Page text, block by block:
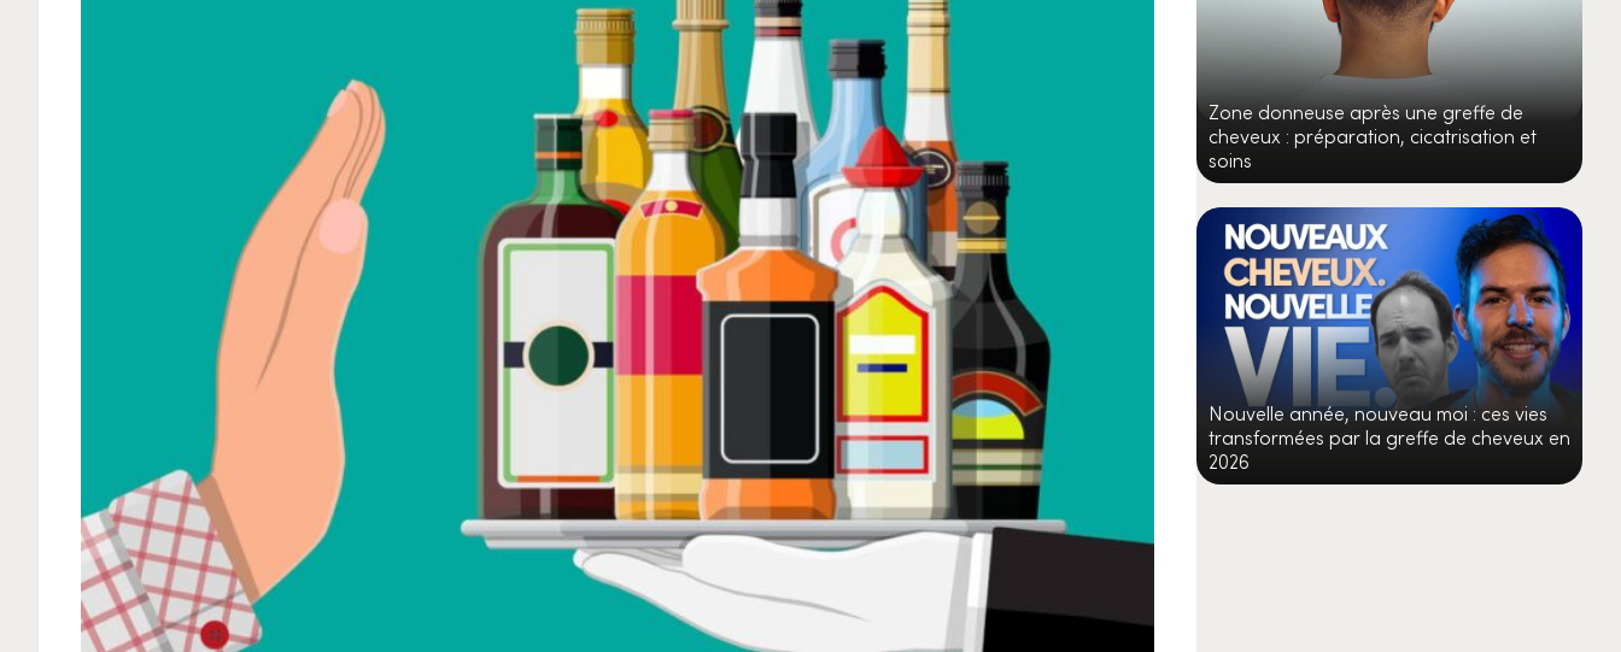
Zone donneuse après une greffe de
cheveux : préparation, cicatrisation et
soins
Nouvelle année, nouveau moi : ces vies
transformées par la greffe de cheveux en
2026